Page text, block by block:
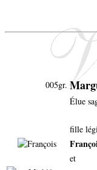
005gr.
Élue
fille
et